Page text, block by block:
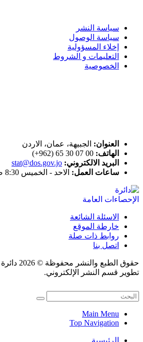
سياسة النشر
سياسة الوصول
إخلاء المسؤولية
التعليمات و الشروط
الخصوصية
العنوان: الجبيهة، عمان، الاردن
الهاتف: 00 07 30 65 (962+)
البريد الالكتروني: stat@dos.gov.jo
ساعات العمل: الاحد - الخميس 8:30 صباحاً- 3:30 مساءاً
الاسئلة الشائعة
خارطة الموقع
روابط ذات صلة
اتصل بنا
حقوق الطبع
تطوير قسم النشر الإلكتروني.
Main Menu
Top Navigation